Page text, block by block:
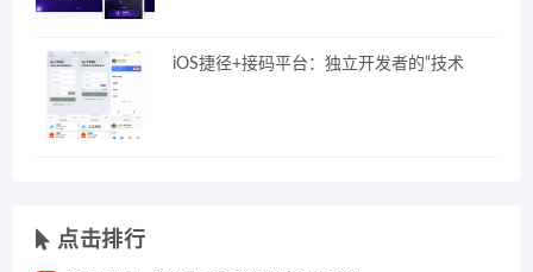
iOS捷径+接码平台：独立开发者的“技术
点击排行